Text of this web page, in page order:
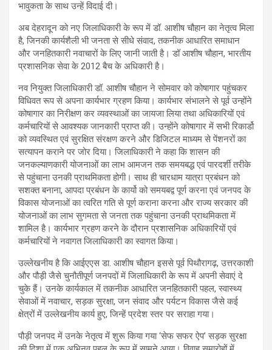
भावुकता के साथ उन्हें विदाई दी।
अब देहरादून को नए जिलाधिकारी के रूप में डॉ. आशीष चौहान का नेतृत्व मिला
है, जिनकी कार्यशैली भी जनता से सीधे संवाद, तकनीक आधारित समाधान
और जनहितकारी नवाचारों के लिए जानी जाती है। डॉ आशीष चौहान, भारतीय
प्रशासनिक सेवा के 2012 बैच के अधिकारी है।
नव नियुक्त जिलाधिकारी डॉ. आशीष चौहान ने सोमवार को कोषागार पहुंचकर
विधिवत रूप से अपना कार्यभार ग्रहण किया। कार्यभार संभालने से पूर्व उन्होंने
कोषागार का निरीक्षण कर व्यवस्थाओं का जायजा लिया तथा अधिकारियों एवं
कर्मचारियों से आवश्यक जानकारी प्राप्त की। उन्होंने कोषागार में सभी रिकार्डो
को व्यवस्थित एवं सुरक्षित संरक्षण करने और डिजिटल माध्यम से पेंशनरों का
सत्यापन कराने पर जोर दिया। जिलाधिकारी ने कहा कि शासन की
जनकल्याणकारी योजनाओं का लाभ आमजन तक समयबद्ध एवं पारदर्शी तरीके
से पहुंचाना उनकी प्राथमिकता होगी। साथ ही चारधाम यात्रा प्रबंधन को
सशक्त बनाना, आपदा प्रबंधन के कार्यो को समयबद्व पूर्ण करना एवं जनपद के
विकास योजनाओं का त्वरित गति से पूर्ण कराना करना और राज्य सरकार की
योजनाओं का लाभ सुगमता से जनता तक पहुंचाना उनकी प्राथमिकता में
शामिल है। कार्यभार ग्रहण करने के दौरान प्रशासनिक अधिकारियों एवं
कर्मचारियों ने नवागत जिलाधिकारी का स्वागत किया।
उल्लेखनीय है कि आईएएस डा. आशीष चौहान इससे पूर्व पिथौरागढ़, उत्तरकाशी
और पौड़ी जैसे चुनौतीपूर्ण जनपदों में जिलाधिकारी के रूप में अपनी सेवाएं दे
चुके हैं। उनके कार्यकाल में तकनीक आधारित जनहितकारी पहल, स्वास्थ्य
सेवाओं में नवाचार, सड़क सुरक्षा, जन संवाद और पर्यटन विकास जैसे कई
क्षेत्रों में उल्लेखनीय कार्य हुए, जिन्हें प्रदेश स्तर पर सराहा गया।
पौड़ी जनपद में उनके नेतृत्व में शुरू किया गया ‘सेफ सफर ऐप’ सड़क सुरक्षा